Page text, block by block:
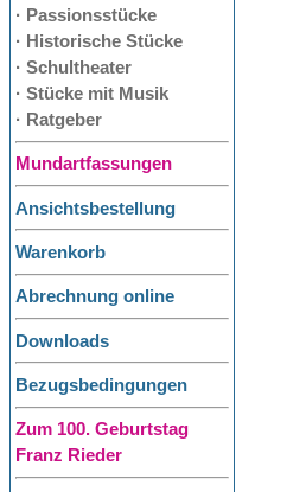
· Passionsstücke
· Historische Stücke
· Schultheater
· Stücke mit Musik
· Ratgeber
Mundartfassungen
Ansichtsbestellung
Warenkorb
Abrechnung online
Downloads
Bezugsbedingungen
Zum 100. Geburtstag
Franz Rieder